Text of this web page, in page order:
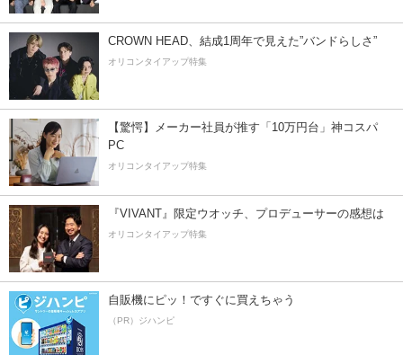
CROWN HEAD、結成1周年で見えた”バンドらしさ”
オリコンタイアップ特集
【驚愕】メーカー社員が推す「10万円台」神コスパ
PC
オリコンタイアップ特集
『VIVANT』限定ウオッチ、プロデューサーの感想は
オリコンタイアップ特集
自販機にピッ！ですぐに買えちゃう
（PR）ジハンピ